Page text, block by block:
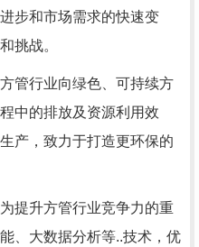
步和市场需求的快速变
挑战。
管行业向绿色、可持续方
中的排放及资源利用效
产，致力于打造更环保的
提升方管行业竞争力的重
、大数据分析等..技术，优